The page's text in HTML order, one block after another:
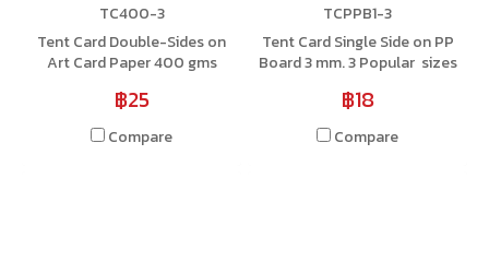
TC400-3
Tent Card Double-Sides on
Art Card Paper 400 gms
฿25
Compare
TCPPB1-3
Tent Card Single Side on PP
Board 3 mm. 3 Popular sizes
฿18
Compare